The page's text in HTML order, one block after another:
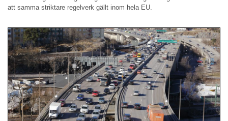
att samma striktare regelverk gällt inom hela EU.